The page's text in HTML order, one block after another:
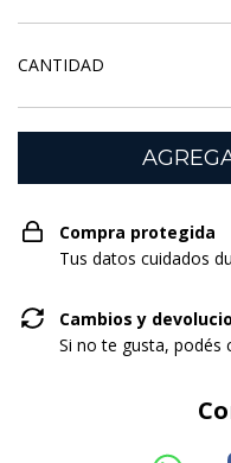
CANTIDAD
Compra protegida
Tus datos cuidados
Cambios y
Si no te gusta, podés